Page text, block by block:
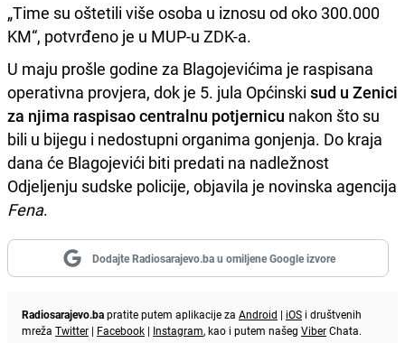
„Time su oštetili više osoba u iznosu od oko 300.000
KM“, potvrđeno je u MUP-u ZDK-a.
U maju prošle godine za Blagojevićima je raspisana
operativna provjera, dok je 5. jula Općinski sud u Zenici
za njima raspisao centralnu potjernicu nakon što su
bili u bijegu i nedostupni organima gonjenja. Do kraja
dana će Blagojevići biti predati na nadležnost
Odjeljenju sudske policije, objavila je novinska agencija
Fena.
Dodajte Radiosarajevo.ba u omiljene Google izvore
Radiosarajevo.bapratite putem aplikacije za Android | iOS i društvenih
mreža Twitter | Facebook | Instagram, kao i putem našeg ViberChata.